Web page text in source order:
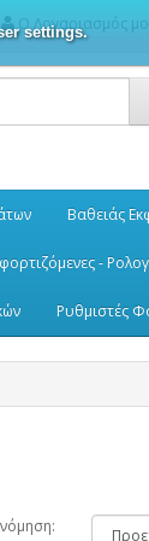
settings.
Ο Λογαριασμός
Βαθειάς
-
Ρυθμιστές